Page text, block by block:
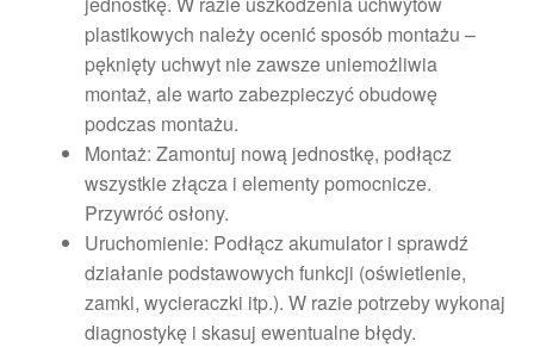
plastikowych należy ocenić sposób montażu –
pęknięty uchwyt nie zawsze uniemożliwia
montaż, ale warto zabezpieczyć obudowę
podczas montażu.
Montaż: Zamontuj nową jednostkę, podłącz
wszystkie złącza i elementy pomocnicze.
Przywróć osłony.
Uruchomienie: Podłącz akumulator i sprawdź
działanie podstawowych funkcji (oświetlenie,
zamki, wycieraczki itp.). W razie potrzeby wykonaj
diagnostykę i skasuj ewentualne błędy.